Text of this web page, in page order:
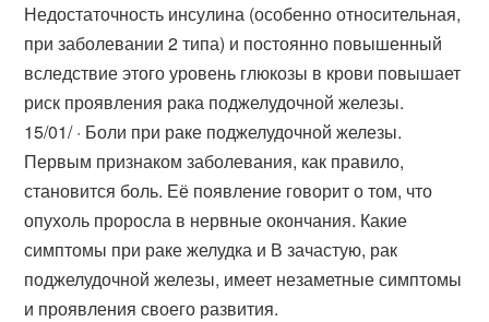
Недостаточность инсулина (особенно относительная,
при заболевании 2 типа) и постоянно повышенный
вследствие этого уровень глюкозы в крови повышает
риск проявления рака поджелудочной железы.
15/01/ · Боли при раке поджелудочной железы.
Первым признаком заболевания, как правило,
становится боль. Её появление говорит о том, что
опухоль проросла в нервные окончания. Какие
симптомы при раке желудка и В зачастую, рак
поджелудочной железы, имеет незаметные симптомы
и проявления своего развития.